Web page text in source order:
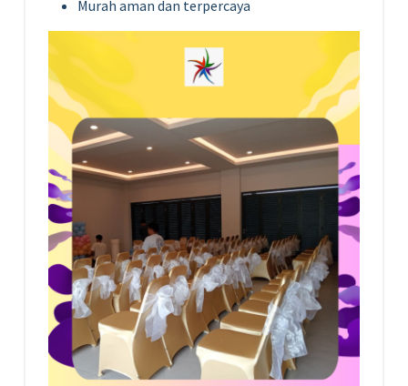
Murah aman dan terpercaya